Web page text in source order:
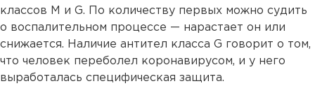
классов M и G. По количеству первых можно судить
о воспалительном процессе — нарастает он или
снижается. Наличие антител класса G говорит о том,
что человек переболел коронавирусом, и у него
выработалась специфическая защита.